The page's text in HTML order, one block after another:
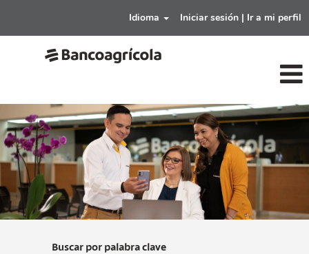
Idioma Iniciar sesión | Ir a mi perfil
ventas-
digitales-
y-
marketing-
bancoagricola
Buscar por palabra clave